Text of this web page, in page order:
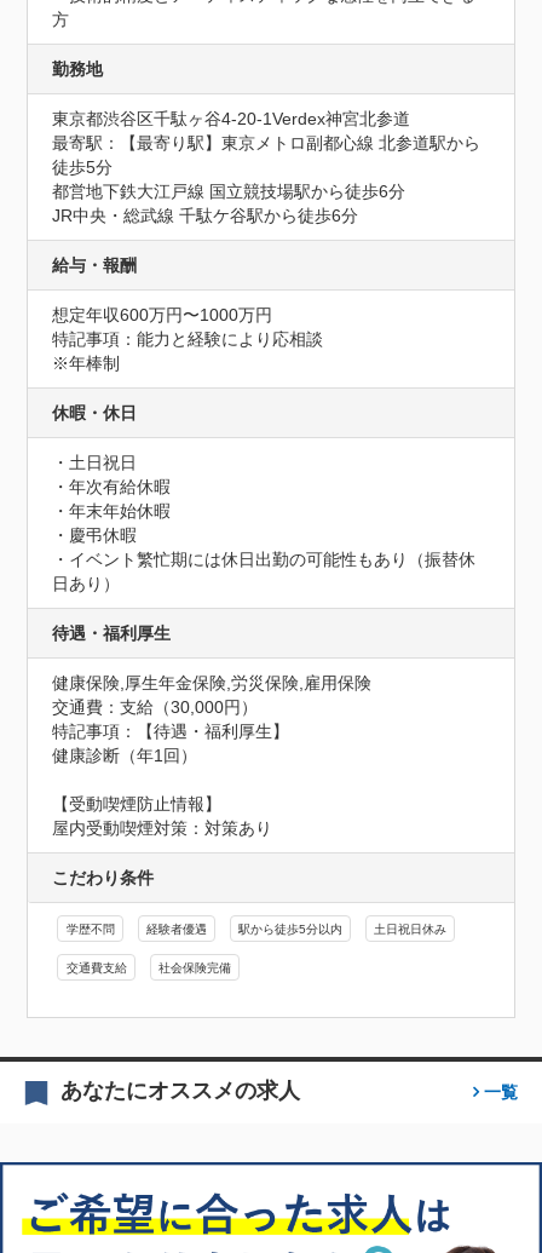
方
勤務地
東京都渋谷区千駄ヶ谷4-20‐1Verdex神宮北参道
最寄駅：【最寄り駅】東京メトロ副都心線 北参道駅から
徒歩5分
都営地下鉄大江戸線 国立競技場駅から徒歩6分
JR中央・総武線 千駄ケ谷駅から徒歩6分
給与・報酬
想定年収600万円〜1000万円
特記事項：能力と経験により応相談
※年棒制
休暇・休日
・土日祝日
・年次有給休暇
・年末年始休暇
・慶弔休暇
・イベント繁忙期には休日出勤の可能性もあり（振替休
日あり）
待遇・福利厚生
健康保険,厚生年金保険,労災保険,雇用保険
交通費：支給（30,000円）
特記事項：【待遇・福利厚生】
健康診断（年1回）
【受動喫煙防止情報】
屋内受動喫煙対策：対策あり
こだわり条件
学歴不問 経験者優遇 駅から徒歩5分以内 土日祝日休み
交通費支給 社会保険完備
あなたにオススメの求人 一覧